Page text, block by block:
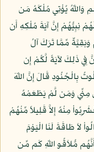
وَاللّهُ يُؤْتِي مُلْكَهُ مَن
عَلِيمٌ (247) وَقَالَ لَهُمْ نِبِيُّهُمْ إِنَّ آيَةَ مُلْكِهِ أَن
مِّمَّا تَرَكَ آلُ
فِي ذَلِكَ لآيَةً لَّكُمْ إِن
طَالُوتُ بِالْجُنُودِ قَالَ إِنَّ اللّهَ
مِنِّي وَمَن لَّمْ يَطْعَمْهُ
مِنْهُ إِلاَّ قَلِيلاً مِّنْهُمْ
لاَ طَاقَةَ لَنَا الْيَوْمَ
مُّلاَقُو اللّهِ كَم مِّن